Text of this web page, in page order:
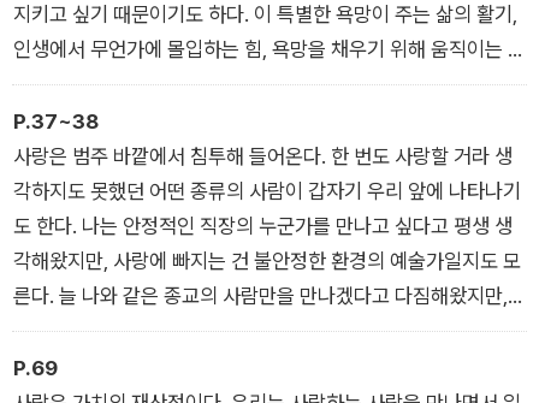
지키고 싶기 때문이기도 하다. 이 특별한 욕망이 주는 삶의 활기,
인생에서 무언가에 몰입하는 힘, 욕망을 채우기 위해 움직이는 힘
까지…. 우리에게는 삶을 생기로 가득 채우는 이 욕망이 필요하
다.
- 당신보다 사랑을 사랑하는 이유
P.37~38
사랑은 범주 바깥에서 침투해 들어온다. 한 번도 사랑할 거라 생
각하지도 못했던 어떤 종류의 사람이 갑자기 우리 앞에 나타나기
도 한다. 나는 안정적인 직장의 누군가를 만나고 싶다고 평생 생
각해왔지만, 사랑에 빠지는 건 불안정한 환경의 예술가일지도 모
른다. 늘 나와 같은 종교의 사람만을 만나겠다고 다짐해왔지만,
정작 무신론자와 사랑에 빠져 온 집안이 들고 일어나 반대할지도
모른다. 사랑은 범주 밖에서 들어오고, 우리의 범주를 흔든다.
P.69